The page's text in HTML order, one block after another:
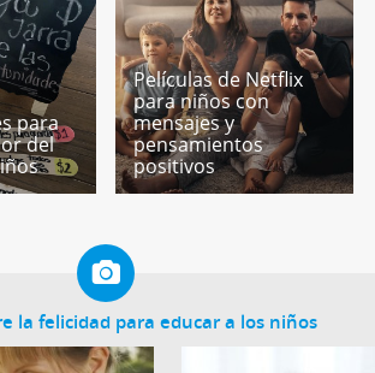
para
del
Películas de Netflix
para niños con
mensajes y
pensamientos
positivos
la felicidad para educar a los niños